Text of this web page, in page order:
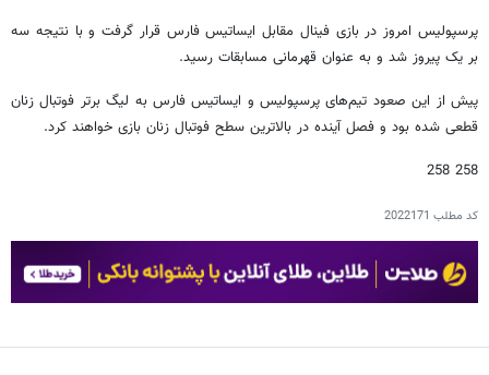
پرسپولیس امروز در بازی فینال مقابل ایساتیس فارس قرار گرفت و با نتیجه سه
بر یک پیروز شد و به عنوان قهرمانی مسابقات رسید.
پیش از این صعود تیم‌های پرسپولیس و ایساتیس فارس به لیگ برتر فوتبال زنان
قطعی شده بود و فصل آینده در بالاترین سطح فوتبال زنان بازی خواهند کرد.
258 258
کد مطلب 2022171